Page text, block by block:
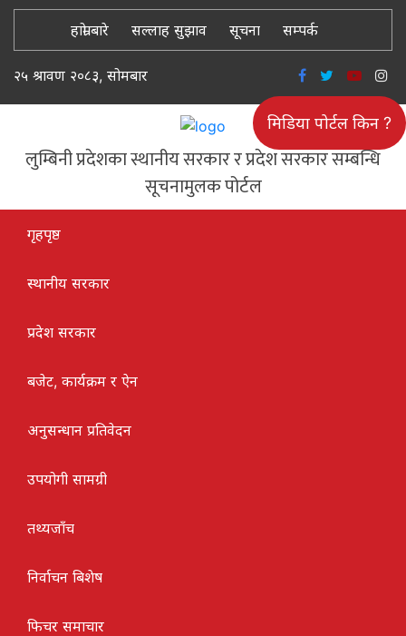
हाम्रो बारे सल्लाह सुझाव सूचना सम्पर्क
२५ श्रावण २०८३, सोमबार
लुम्बिनी प्रदेशका स्थानीय सरकार र प्रदेश सरकार सम्बन्धि
सूचनामुलक पोर्टल
मिडिया पोर्टल किन ?
गृहपृष्ठ
स्थानीय सरकार
प्रदेश सरकार
बजेट, कार्यक्रम र ऐन
अनुसन्धान प्रतिवेदन
उपयोगी सामग्री
तथ्यजाँच
निर्वाचन बिशेष
फिचर समाचार